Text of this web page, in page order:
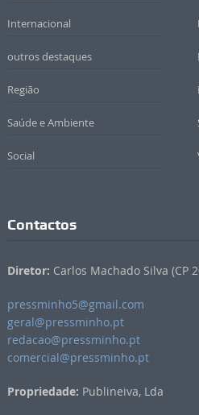
Internacional
outros destaques
Região
Saúde e Ambiente
Social
Contactos
Diretor: Carlos Machado Silva (CP
pressminho5@gmail.com
geral@pressminho.pt
redacao@pressminho.pt
comercial@pressminho.pt
Propriedade: Publineiva, Lda